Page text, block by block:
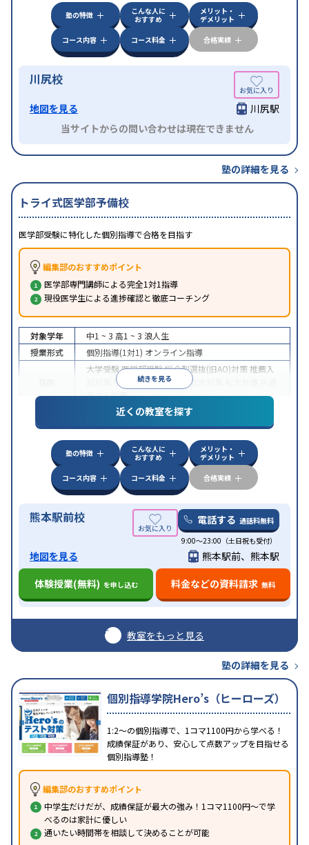
塾の特徴
こんな人に
おすすめ
メリット・
デメリット
コース内容
コース料金 合格実績
川尻校
地図を見る
川尻駅
当サイトからの問い合わせは現在できません
塾の詳細を見る
トライ式医学部予備校
医学部受験に特化した個別指導で合格を目指す
編集部のおすすめポイント
医学部専門講師による完全1対1指導
現役医学生による進捗確認と徹底コーチング
続きを見る
対象学年 中1 ~ 3 高1 ~ 3 浪人生
授業形式
個別指導(1対1) オンライン指導
大学受験医学部受験総合型選抜(旧AO)対策推薦入
学校別特化対策 国公立大対策
テスト対策
特徴
中高一貫校生に対応授業の振替可能
オンライン対応1科目から受講可能季節講習の
みの受講可
自習室あり
近くの教室を探す
塾の特徴
こんな人に
おすすめ
メリット・
デメリット
コース内容
コース料金 合格実績
熊本駅前校 電話する 通話料無料
9:00～23:00（土日祝も受付）
地図を見る
熊本駅前、熊本駅
体験授業(無料) を申し込む 料金などの資料請求 無料
教室をもっと見る
塾の詳細を見る
個別指導学院Hero’s（ヒーローズ）
1:2～の個別指導で、1コマ1100円から学べる！
成績保証があり、安心して点数アップを目指せる
個別指導塾！
編集部のおすすめポイント
中学生だけだが、成績保証が最大の強み！1コマ1100円～で学
べるのは家計に優しい
通いたい時間帯を相談して決めることが可能